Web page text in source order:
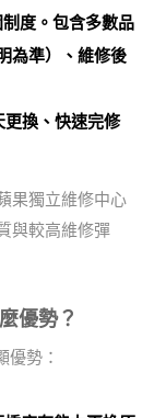
制度 。包含多數品
為準）、維修後
換、快速完修
果獨立維修中心
與較高維修彈
優勢？
優勢：